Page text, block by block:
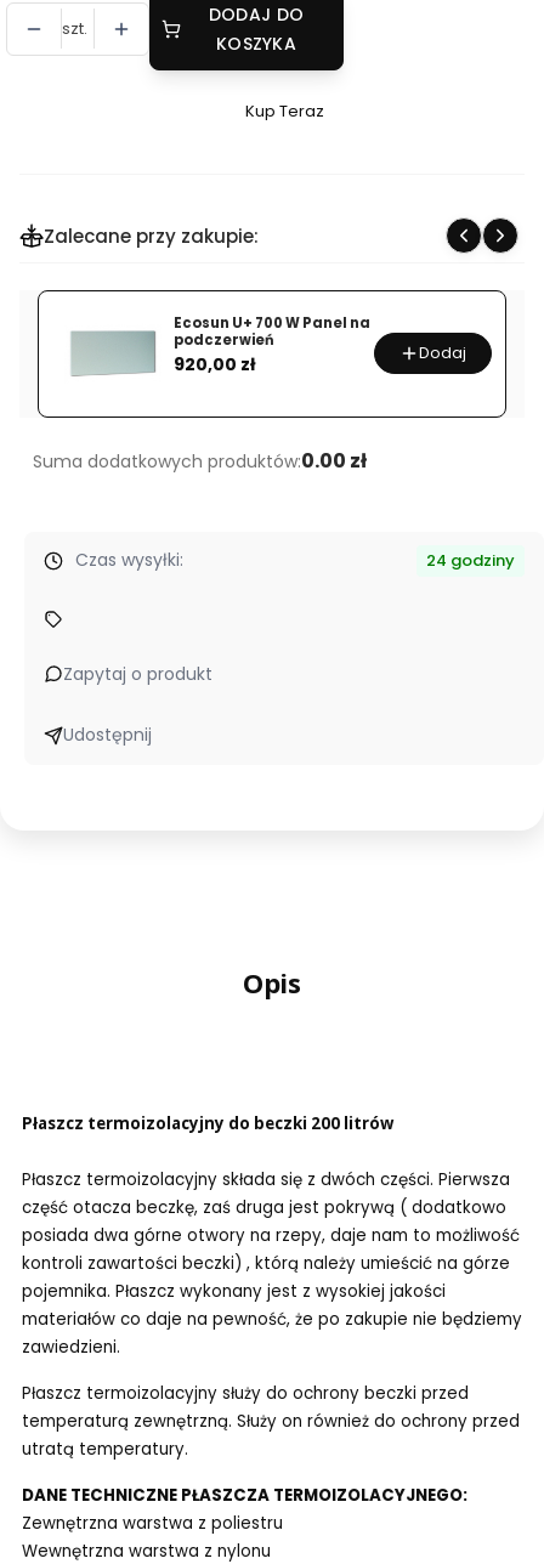
szt.
DODAJ DO
KOSZYKA
Szybki
do
beczki
Kup Teraz
Zalecane przy zakupie:
Ecosun U+ 700 W Panel na
podczerwień
Cena
920,00 zł Dodaj
Suma dodatkowych produktów:0.00 zł
Czas wysyłki: 24 godziny
Zapytaj o produkt
Udostępnij
Opis
Płaszcz termoizolacyjny do beczki 200 litrów
Płaszcz termoizolacyjny składa się z dwóch części. Pierwsza
część otacza beczkę, zaś druga jest pokrywą ( dodatkowo
posiada dwa górne otwory na rzepy, daje nam to możliwość
kontroli zawartości beczki) , którą należy umieścić na górze
pojemnika. Płaszcz wykonany jest z wysokiej jakości
materiałów co daje na pewność, że po zakupie nie będziemy
zawiedzieni.
Płaszcz termoizolacyjny służy do ochrony beczki przed
temperaturą zewnętrzną. Służy on również do ochrony przed
utratą temperatury.
DANE TECHNICZNE PŁASZCZA TERMOIZOLACYJNEGO:
Zewnętrzna warstwa z poliestru
Wewnętrzna warstwa z nylonu